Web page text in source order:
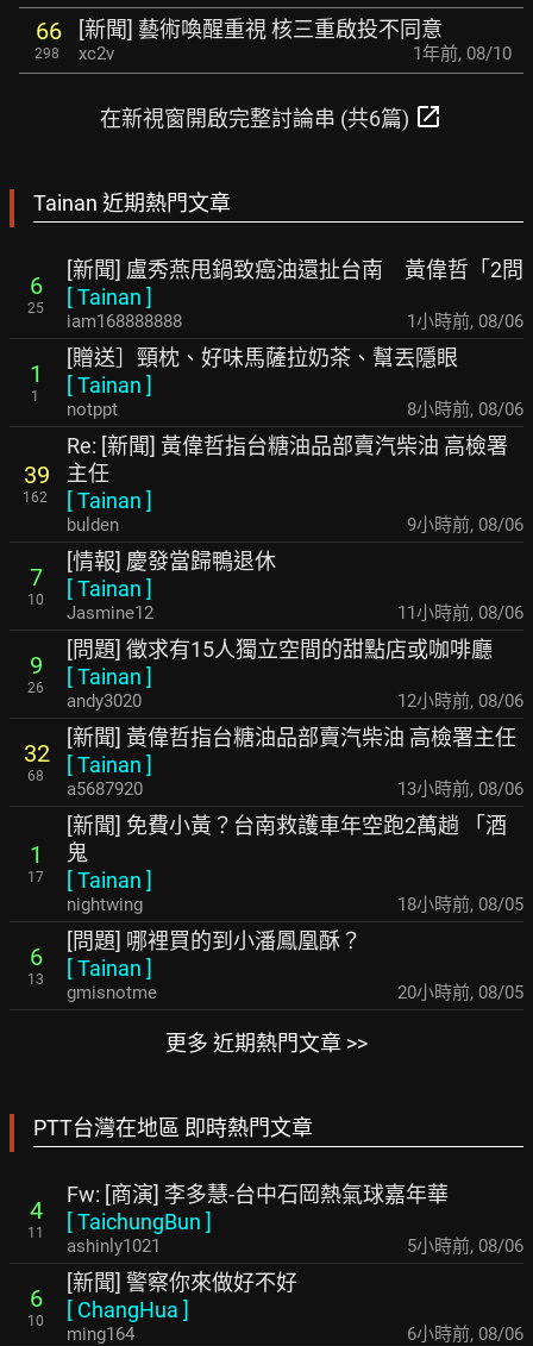
66
298
[新聞] 藝術喚醒重視 核三重啟投不同意
xc2v 1年前, 08/10
在新視窗開啟完整討論串 (共6篇) open_in_new
Tainan 近期熱門文章
6
25
[新聞] 盧秀燕甩鍋致癌油還扯台南 黃偉哲「2問
[Tainan ]
iam168888888 1小時前, 08/06
1
1
[贈送］頸枕、好味馬薩拉奶茶、幫丟隱眼
[Tainan ]
notppt 8小時前, 08/06
39
162
Re: [新聞] 黃偉哲指台糖油品部賣汽柴油 高檢署
主任
[Tainan ]
bulden 9小時前, 08/06
7
10
[情報] 慶發當歸鴨退休
[Tainan ]
Jasmine12 11小時前, 08/06
9
26
[問題] 徵求有15人獨立空間的甜點店或咖啡廳
[Tainan ]
andy3020 12小時前, 08/06
32
68
[新聞] 黃偉哲指台糖油品部賣汽柴油 高檢署主任
[Tainan ]
a5687920 13小時前, 08/06
1
17
[新聞] 免費小黃？台南救護車年空跑2萬趟 「酒
鬼
[Tainan ]
nightwing 18小時前, 08/05
6
13
[問題] 哪裡買的到小潘鳳凰酥？
[Tainan ]
gmisnotme 20小時前, 08/05
更多 近期熱門文章 >>
PTT台灣在地區 即時熱門文章
4
11
Fw: [商演] 李多慧-台中石岡熱氣球嘉年華
[TaichungBun ]
ashinly1021 5小時前, 08/06
6
10
[新聞] 警察你來做好不好
[ ChangHua ]
ming164 6小時前, 08/06